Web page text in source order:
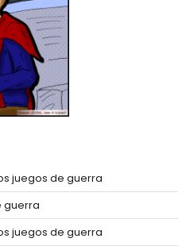
juegos de guerra
guerra
juegos de guerra